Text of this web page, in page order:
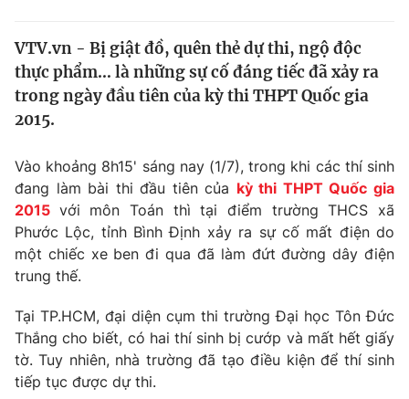
Thế giới
Tin tức
Câu chuyện quốc tế
Kinh tế
Tài chính
Thị trường
Góc doanh nghiệp
Dữ liệu và đời sống
Truyền hình
Phim VTV
Hậu trường
Nhân vật
Khán giả
Điện ảnh
Âm nhạc
Đời sống
Du lịch
VTV.vn - Bị giật đồ, quên thẻ dự thi, ngộ độc
thực phẩm… là những sự cố đáng tiếc đã xảy ra
trong ngày đầu tiên của kỳ thi THPT Quốc gia
2015.
Vào khoảng 8h15' sáng nay (1/7), trong khi các thí sinh
đang làm bài thi đầu tiên của kỳ thi THPT Quốc gia
2015 với môn Toán thì tại điểm trường THCS xã
Phước Lộc, tỉnh Bình Định xảy ra sự cố mất điện do
một chiếc xe ben đi qua đã làm đứt đường dây điện
trung thế.
Tại TP.HCM, đại diện cụm thi trường Đại học Tôn Đức
Thắng cho biết, có hai thí sinh bị cướp và mất hết giấy
tờ. Tuy nhiên, nhà trường đã tạo điều kiện để thí sinh
tiếp tục được dự thi.